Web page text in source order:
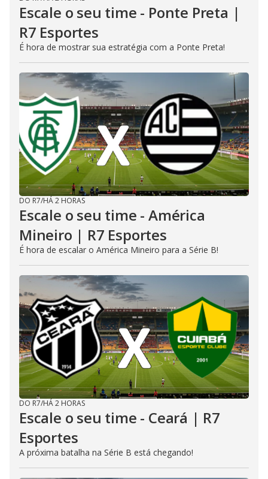
Escale o seu time - Ponte Preta |
R7 Esportes
É hora de mostrar sua estratégia com a Ponte Preta!
DO R7/HÁ 2 HORAS
Escale o seu time - América
Mineiro | R7 Esportes
É hora de escalar o América Mineiro para a Série B!
DO R7/HÁ 2 HORAS
Escale o seu time - Ceará | R7
Esportes
A próxima batalha na Série B está chegando!